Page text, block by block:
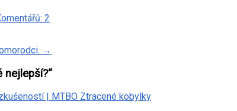
2
→
nejlepší?“
| MTBO Ztracené kobylky